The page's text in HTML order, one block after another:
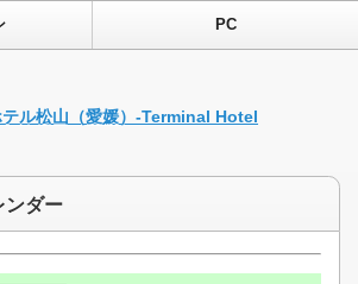
PC
ル松山（愛媛）-Terminal Hotel
ンダー